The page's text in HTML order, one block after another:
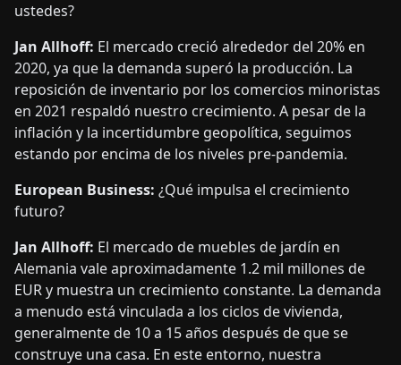
ustedes?
Jan Allhoff: El mercado creció alrededor del 20% en
2020, ya que la demanda superó la producción. La
reposición de inventario por los comercios minoristas
en 2021 respaldó nuestro crecimiento. A pesar de la
inflación y la incertidumbre geopolítica, seguimos
estando por encima de los niveles pre-pandemia.
European Business: ¿Qué impulsa el crecimiento
futuro?
Jan Allhoff: El mercado de muebles de jardín en
Alemania vale aproximadamente 1.2 mil millones de
EUR y muestra un crecimiento constante. La demanda
a menudo está vinculada a los ciclos de vivienda,
generalmente de 10 a 15 años después de que se
construye una casa. En este entorno, nuestra